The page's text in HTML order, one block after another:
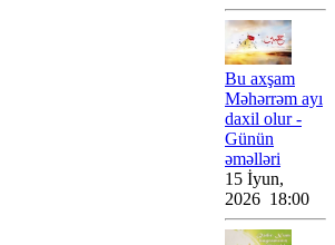
Bu axşam
Məhərrəm ayı
daxil olur -
Günün
əməlləri
15 İyun,
2026 18:00